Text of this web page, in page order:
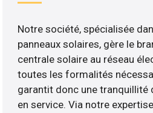
Notre société, spécialisée
panneaux solaires, gère le
centrale solaire au réseau
toutes les formalités
garantit donc une tranquillité
en service. Via notre